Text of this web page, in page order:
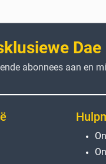
abonnees aan en